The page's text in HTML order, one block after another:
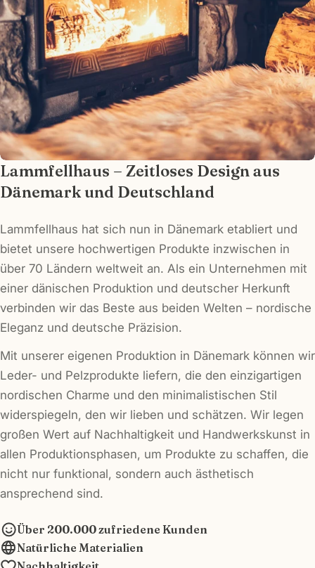
Ihr
Telefon
Ihre
Nachricht
Die mit * gekennzeichneten Felder sind
Pflichtfelder.
Frage senden
Lammfellhaus – Zeitloses Design aus
Dänemark und Deutschland
Lammfellhaus hat sich nun in Dänemark etabliert und
bietet unsere hochwertigen Produkte inzwischen in
über 70 Ländern weltweit an. Als ein Unternehmen mit
einer dänischen Produktion und deutscher Herkunft
verbinden wir das Beste aus beiden Welten – nordische
Eleganz und deutsche Präzision.
Mit unserer eigenen Produktion in Dänemark können wir
Leder- und Pelzprodukte liefern, die den einzigartigen
nordischen Charme und den minimalistischen Stil
widerspiegeln, den wir lieben und schätzen. Wir legen
großen Wert auf Nachhaltigkeit und Handwerkskunst in
allen Produktionsphasen, um Produkte zu schaffen, die
nicht nur funktional, sondern auch ästhetisch
ansprechend sind.
Über 200.000 zufriedene Kunden
Natürliche Materialien